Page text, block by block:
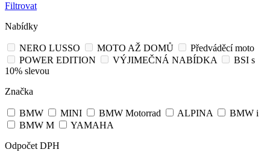
Filtrovat
Nabídky
NERO LUSSO MOTO AŽ DOMŮ
Předváděcí moto
POWER EDITION
VÝJIMEČNÁ NABÍDKA
BSI s
10% slevou
Značka
BMW MINI BMW Motorrad ALPINA
BMW i
BMW M
YAMAHA
Odpočet DPH